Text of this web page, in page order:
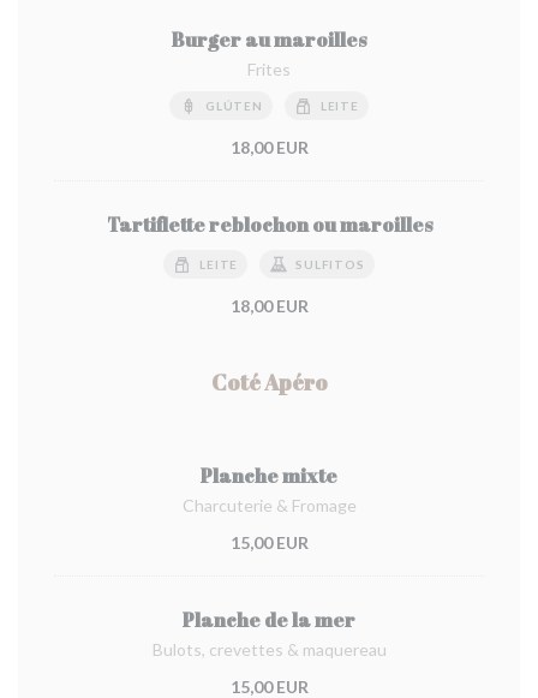
Burger au maroilles
Frites
GLÚTEN LEITE
18,00 EUR
Tartiflette reblochon ou maroilles
LEITE SULFITOS
18,00 EUR
Coté Apéro
Planche mixte
Charcuterie & Fromage
15,00 EUR
Planche de la mer
Bulots, crevettes & maquereau
15,00 EUR